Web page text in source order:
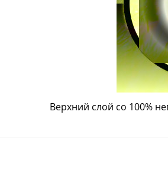
Верхний слой со 100%